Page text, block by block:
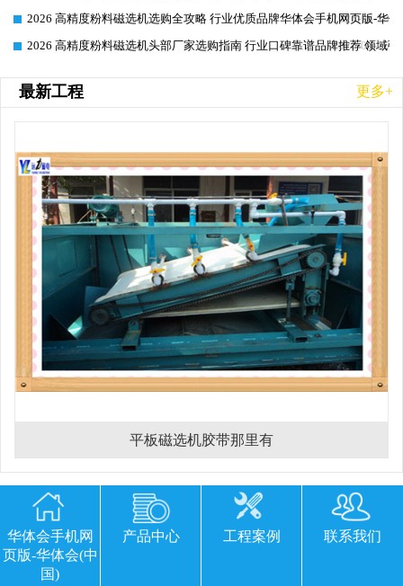
2026-06-26
2026 高精度粉料磁选机选购全攻略 行业优质品牌华体会手机网页版-华
2026-06-26
2026 高精度粉料磁选机头部厂家选购指南 行业口碑靠谱品牌推荐 领域
最新工程 更多+
平板磁选机胶带那里有
欢迎您留下宝贵的意见或建议
华体会手机网
页版-华体会(中
国)
产品中心 工程案例 联系我们